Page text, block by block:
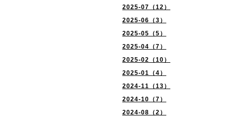
2025-07（12）
2025-06（3）
2025-05（5）
2025-04（7）
2025-02（10）
2025-01（4）
2024-11（13）
2024-10（7）
2024-08（2）